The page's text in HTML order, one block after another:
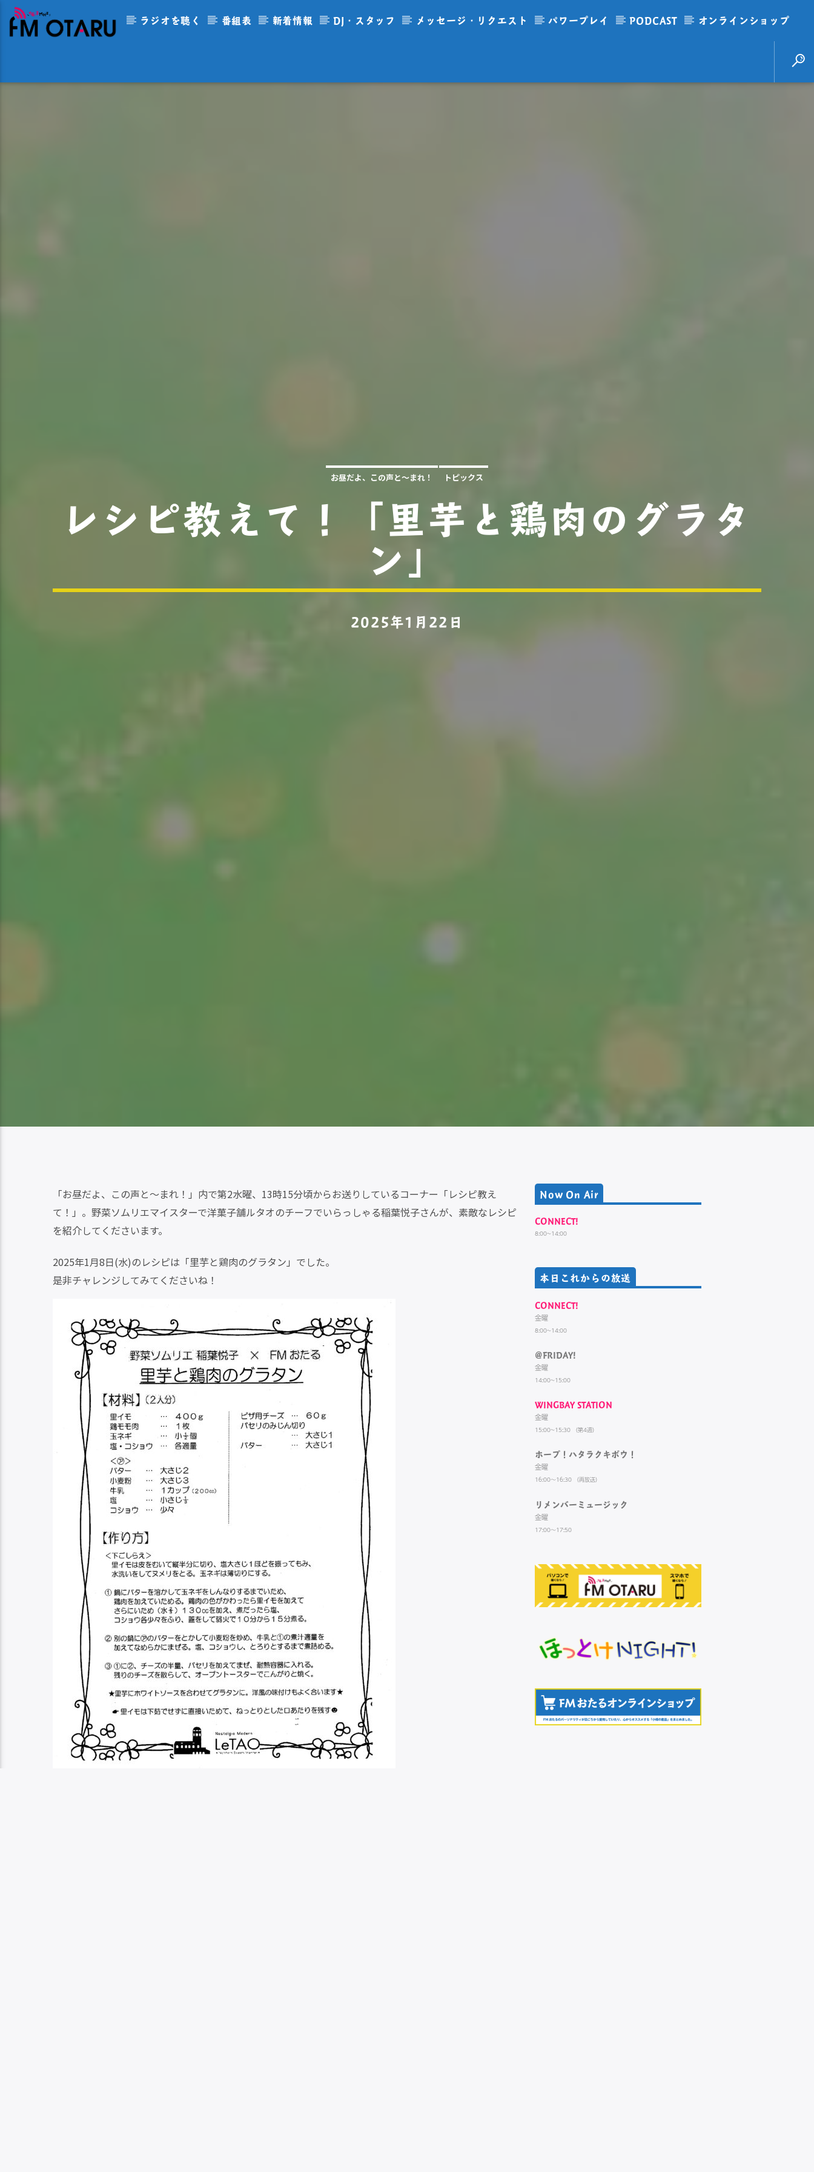
ラジオを聴く 番組表 新着情報 DJ・スタッフ メッセージ・リクエスト パワープレイ PODCAST オンラインショップ
お昼だよ、この声と～まれ！ トピックス
レシピ教えて！「里芋と鶏肉のグラタ
ン」
2025年1月22日
「お昼だよ、この声と～まれ！」内で第2水曜、13時15分頃からお送りしているコーナー「レシピ教え
て！」。野菜ソムリエマイスターで洋菓子舗ルタオのチーフでいらっしゃる稲葉悦子さんが、素敵なレシピ
を紹介してくださいます。
2025年1月8日(水)のレシピは「里芋と鶏肉のグラタン」でした。
是非チャレンジしてみてくださいね！
Now On Air
CONNECT!
8:00~14:00
本日これからの放送
CONNECT!
金曜
8:00~14:00
@FRIDAY!
金曜
14:00~15:00
WINGBAY STATION
金曜
15:00~15:30 （第4週）
ホープ！ハタラクキボウ！
金曜
16:00～16:30 （再放送）
リメンバーミュージック
金曜
17:00～17:50